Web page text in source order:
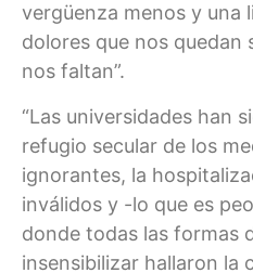
vergüenza menos y una
dolores que nos quedan
nos faltan”.
“Las universidades han
refugio secular de los
ignorantes, la
inválidos y -lo que es
donde todas las formas
insensibilizar hallaron la